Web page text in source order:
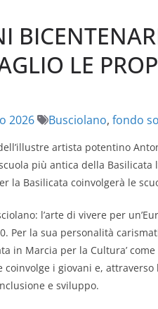
LE
2026 Busciolano, fondo
artista potentino
più antica della Basilicata
la Basilicata coinvolgerà le
l’arte di vivere per
Per la sua personalità
in Marcia per la Cultura’
i giovani e,
e sviluppo.